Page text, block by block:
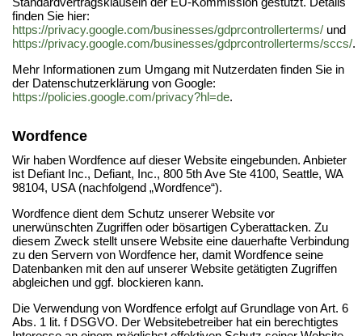
finden Sie hier:
https://privacy.google.com/businesses/gdprcontrollerterms/ und
https://privacy.google.com/businesses/gdprcontrollerterms/sccs/.
Mehr Informationen zum Umgang mit Nutzerdaten finden Sie in
der Datenschutzerklärung von Google:
https://policies.google.com/privacy?hl=de.
Wordfence
Wir haben Wordfence auf dieser Website eingebunden. Anbieter
ist Defiant Inc., Defiant, Inc., 800 5th Ave Ste 4100, Seattle, WA
98104, USA (nachfolgend „Wordfence“).
Wordfence dient dem Schutz unserer Website vor
unerwünschten Zugriffen oder bösartigen Cyberattacken. Zu
diesem Zweck stellt unsere Website eine dauerhafte Verbindung
zu den Servern von Wordfence her, damit Wordfence seine
Datenbanken mit den auf unserer Website getätigten Zugriffen
abgleichen und ggf. blockieren kann.
Die Verwendung von Wordfence erfolgt auf Grundlage von Art. 6
Abs. 1 lit. f DSGVO. Der Websitebetreiber hat ein berechtigtes